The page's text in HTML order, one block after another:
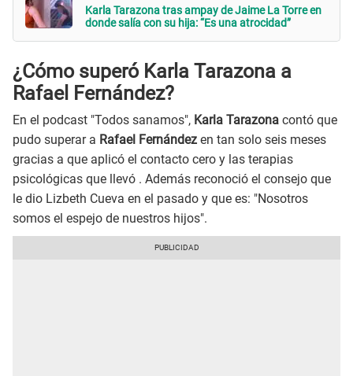
Karla Tarazona tras ampay de Jaime La Torre en
donde salía con su hija: “Es una atrocidad”
¿Cómo superó Karla Tarazona a
Rafael Fernández?
En el podcast "Todos sanamos", Karla Tarazona contó que
pudo superar a Rafael Fernández en tan solo seis meses
gracias a que aplicó el contacto cero y las terapias
psicológicas que llevó . Además reconoció el consejo que
le dio Lizbeth Cueva en el pasado y que es: "Nosotros
somos el espejo de nuestros hijos".